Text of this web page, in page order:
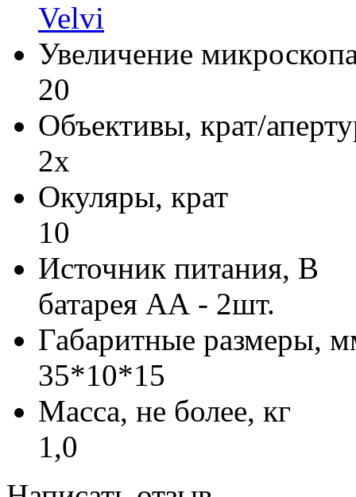
Velvi
Увеличение
20
Объективы, крат/
2х
Окуляры, крат
10
Источник питания, В
батарея АА - 2шт.
Габаритные размеры,
35*10*15
Масса, не более, кг
1,0